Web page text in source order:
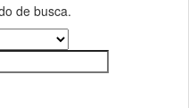
de busca.